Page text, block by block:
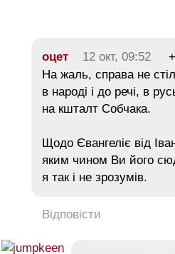
оцет 12 окт, 09:52
На жаль, справа не
в народі і до речі, в
на кшталт Собчака.
Щодо Євангеліє від
яким чином Ви його
я так і не зрозумів.
Відповісти